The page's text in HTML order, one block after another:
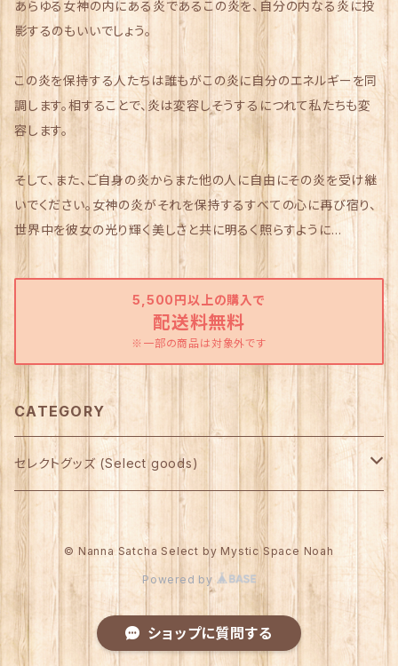
あらゆる女神の内にある炎であるこの炎を、自分の内なる炎に投
影するのもいいでしょう。
この炎を保持する人たちは誰もがこの炎に自分のエネルギーを同
調します。相することで、炎は変容しそうするにつれて私たちも変
容します。
そして、また、ご自身の炎からまた他の人に自由にその炎を受け継
いでください。女神の炎がそれを保持するすべての心に再び宿り、
世界中を彼女の光り輝く美しさと共に明るく照らすように…
5,500円以上の購入で
配送料無料
※一部の商品は対象外です
CATEGORY
セレクトグッズ (Select goods)
Star Child製 インセンス 他
アルター（祭壇）グッズ
インセンスホルダー
スタチュー（小像）
© Nanna Satcha Select by Mystic Space Noah
Powered by
ショップに質問する